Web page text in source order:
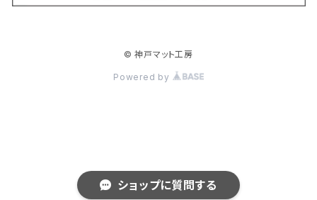
ショップに質問する
R5/11~ AZSH32/KZSM30
H24/9～R2/12 E12
H25/11～R4/9 RC1/2
© 神戸マット工房
Powered by